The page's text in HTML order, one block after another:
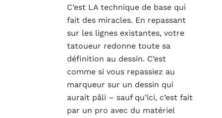
C’est LA technique de base qui
fait des miracles. En repassant
sur les lignes existantes, votre
tatoueur redonne toute sa
définition au dessin. C’est
comme si vous repassiez au
marqueur sur un dessin qui
aurait pâli – sauf qu’ici, c’est fait
par un pro avec du matériel